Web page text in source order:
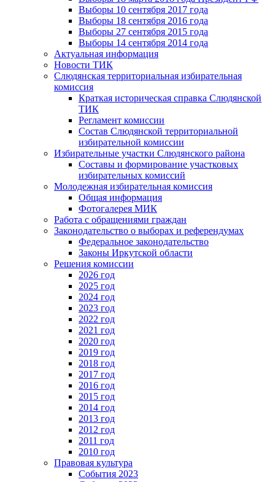
Выборы 10 сентября 2017 года
Выборы 18 сентября 2016 года
Выборы 27 сентября 2015 года
Выборы 14 сентября 2014 года
Актуальная информация
Новости ТИК
Слюдянская территориальная избирательная
комиссия
Краткая историческая справка Слюдянской
ТИК
Регламент комиссии
Состав Слюдянской территориальной
избирательной комиссии
Избирательные участки Слюдянского района
Составы и формирование участковых
избирательных комиссий
Молодежная избирательная комиссия
Общая информация
Фотогалерея МИК
Работа с обращениями граждан
Законодательство о выборах и референдумах
Федеральное законодательство
Законы Иркутской области
Решения комиссии
2026 год
2025 год
2024 год
2023 год
2022 год
2021 год
2020 год
2019 год
2018 год
2017 год
2016 год
2015 год
2014 год
2013 год
2012 год
2011 год
2010 год
Правовая культура
События 2023